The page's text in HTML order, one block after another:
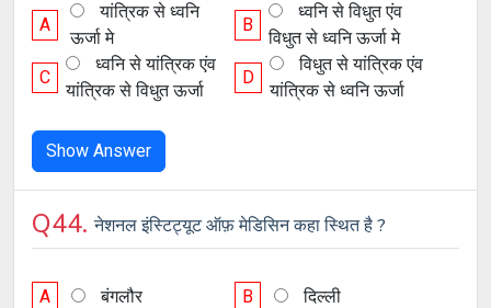
A
यांत्रिक से ध्वनि
ऊर्जा मे
B
ध्वनि से विधुत एंव
विधुत से ध्वनि ऊर्जा मे
C
ध्वनि से यांत्रिक एंव
यांत्रिक से विधुत ऊर्जा
D
विधुत से यांत्रिक एंव
यांत्रिक से ध्वनि ऊर्जा
Show Answer
Q44.नेशनल इंस्टिट्यूट ऑफ़ मेडिसिन कहा स्थित है ?
A बंगलौर B
दिल्ली